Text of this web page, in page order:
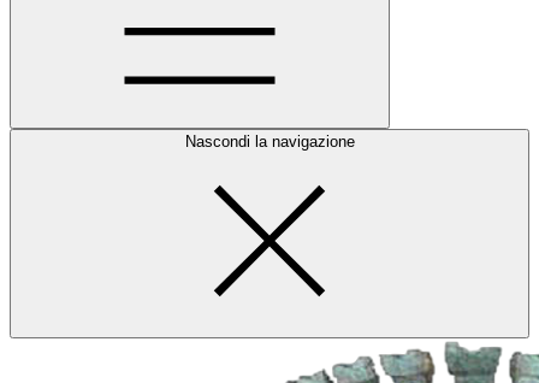
Nascondi la navigazione